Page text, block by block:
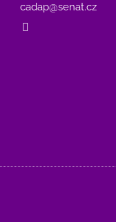
cadap@senat.cz